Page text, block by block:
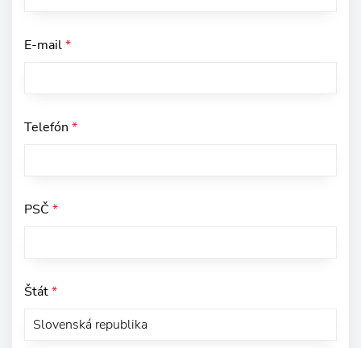
E-mail*
Telefón *
PSČ *
Štát*